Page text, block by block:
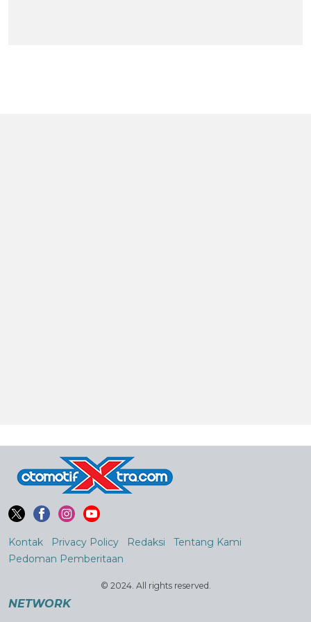
Kontak Privacy Policy Redaksi
Tentang Kami
Pedoman Pemberitaan
© 2024. All rights reserved.
NETWORK